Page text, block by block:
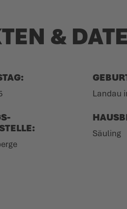
&
Landau
Säuling